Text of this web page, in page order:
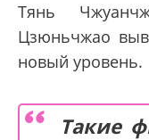
Тянь
Цзюньчжао
новый уровень.
Такие